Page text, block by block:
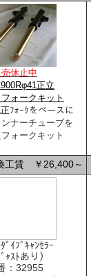
休止中
正立
ォークキット
ﾌｫｰｸをベースに
ナーチューブを
ォークキット
工賃 ￥26,400～
ﾞｲﾌﾞｷｬﾝｾﾗｰ
ﾞｬｽﾄあり）
：32955